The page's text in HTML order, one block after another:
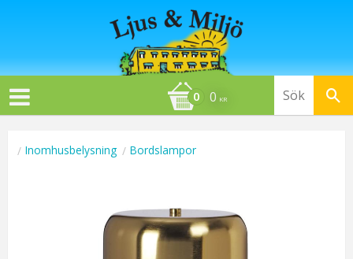
0 KR
Inomhusbelysning Bordslampor